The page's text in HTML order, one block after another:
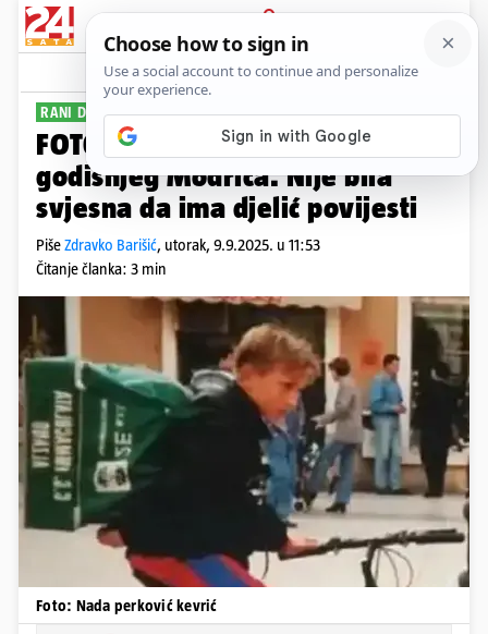
PRIJAVA
Sport Komentari
RANI DANI HRVATSKOG KAPETANA
FOTO Slučajno fotografirala 14-
godišnjeg Modrića. Nije bila
svjesna da ima djelić povijesti
PišeZdravko Barišić, utorak, 9.9.2025. u 11:53
Čitanje članka: 3 min
Foto: Nada perković kevrić